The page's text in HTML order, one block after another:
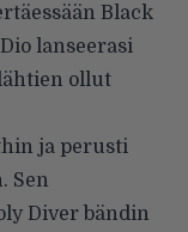
Black
lanseerasi
ollut
ja perusti
Sen
Diver bändin